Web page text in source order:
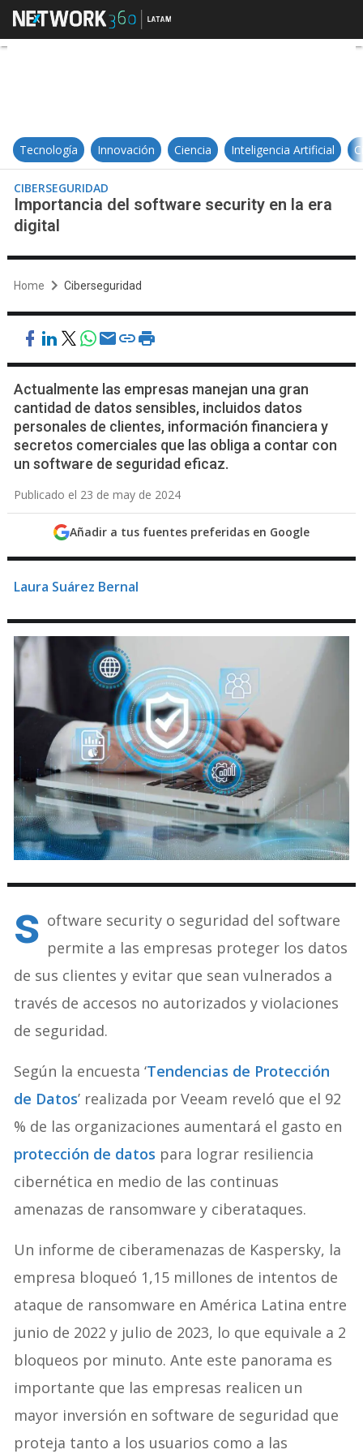
Importancia del software
Tecnología Innovación Ciencia Inteligencia Artificial
CIBERSEGURIDAD
Importancia del software security en la era
digital
Home Ciberseguridad
Actualmente las empresas manejan una gran
cantidad de datos sensibles, incluidos datos
personales de clientes, información financiera y
secretos comerciales que las obliga a contar con
un software de seguridad eficaz.
Publicado el 23 de may de 2024
Añadir a tus fuentes preferidas en Google
Laura Suárez Bernal
s oftware security o seguridad del software
permite a las empresas proteger los datos
de sus clientes y evitar que sean vulnerados a
través de accesos no autorizados y violaciones
de seguridad.
Según la encuesta ‘Tendencias de Protección
de Datos’ realizada por Veeam reveló que el 92
% de las organizaciones aumentará el gasto en
protección de datos para lograr resiliencia
cibernética en medio de las continuas
amenazas de ransomware y ciberataques.
Un informe de ciberamenazas de Kaspersky, la
empresa bloqueó 1,15 millones de intentos de
ataque de ransomware en América Latina entre
junio de 2022 y julio de 2023, lo que equivale a 2
bloqueos por minuto. Ante este panorama es
importante que las empresas realicen un
mayor inversión en software de seguridad que
proteja tanto a los usuarios como a las